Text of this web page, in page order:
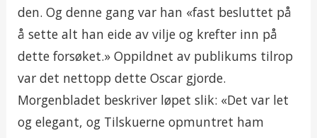
den. Og denne gang var han «fast besluttet på
å sette alt han eide av vilje og krefter inn på
dette forsøket.» Oppildnet av publikums tilrop
var det nettopp dette Oscar gjorde.
Morgenbladet beskriver løpet slik: «Det var let
og elegant, og Tilskuerne opmuntret ham